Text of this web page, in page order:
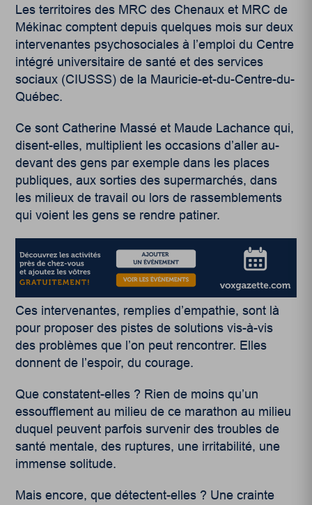
Les territoires des MRC des Chenaux et MRC de
Mékinac comptent depuis quelques mois sur deux
intervenantes psychosociales à l’emploi du Centre
intégré universitaire de santé et des services
sociaux (CIUSSS) de la Mauricie-et-du-Centre-du-
Québec.
Ce sont Catherine Massé et Maude Lachance qui,
disent-elles, multiplient les occasions d’aller au-
devant des gens par exemple dans les places
publiques, aux sorties des supermarchés, dans
les milieux de travail ou lors de rassemblements
qui voient les gens se rendre patiner.
Ces intervenantes, remplies d’empathie, sont là
pour proposer des pistes de solutions vis-à-vis
des problèmes que l’on peut rencontrer. Elles
donnent de l’espoir, du courage.
Que constatent-elles ? Rien de moins qu’un
essoufflement au milieu de ce marathon au milieu
duquel peuvent parfois survenir des troubles de
santé mentale, des ruptures, une irritabilité, une
immense solitude.
Mais encore, que détectent-elles ? Une crainte